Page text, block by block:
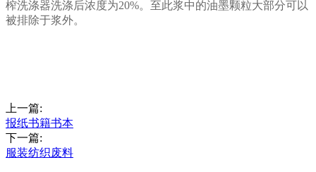
榨洗涤器洗涤后浓度为20%。至此浆中的油墨颗粒大部分可以
被排除于浆外。
上一篇:
报纸书籍书本
下一篇:
服装纺织废料